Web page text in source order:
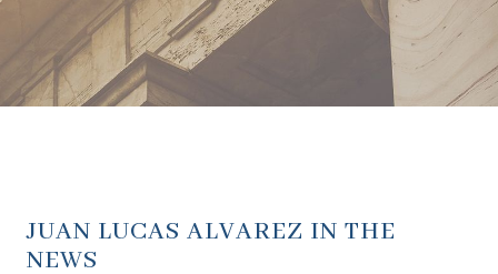
JUAN LUCAS ALVAREZ IN THE
NEWS